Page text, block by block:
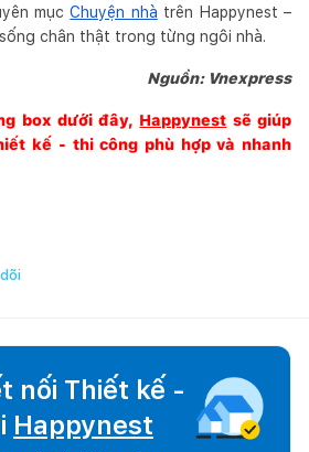
mụcChuyện nhà trên Happynest –
chân thật trong từng ngôi nhà.
Nguồn: Vnexpress
box dưới đây, Happynest sẽ giúp
kế - thi công phù hợp và nhanh
nối Thiết kế -
Happynest